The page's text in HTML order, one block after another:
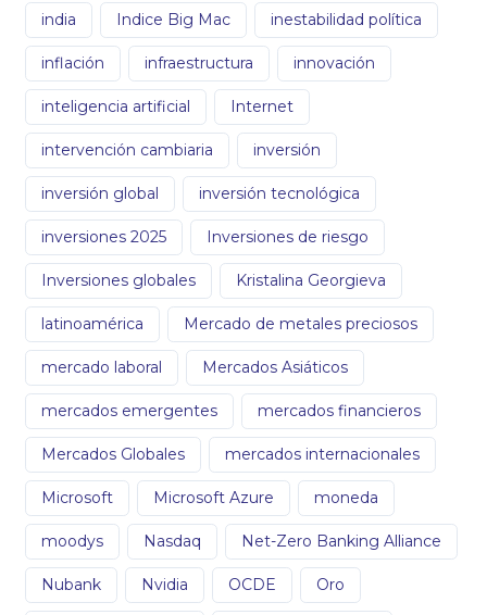
india Indice Big Mac inestabilidad política
inflación infraestructura innovación
inteligencia artificial Internet
intervención cambiaria inversión
inversión global inversión tecnológica
inversiones 2025 Inversiones de riesgo
Inversiones globales Kristalina Georgieva
latinoamérica Mercado de metales preciosos
mercado laboral Mercados Asiáticos
mercados emergentes mercados financieros
Mercados Globales mercados internacionales
Microsoft Microsoft Azure moneda
moodys Nasdaq Net-Zero Banking Alliance
Nubank Nvidia OCDE Oro